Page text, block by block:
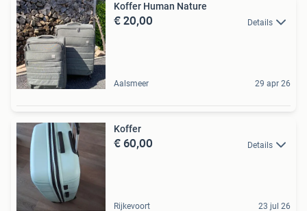
Koffer Human Nature
€ 20,00 Details
Aalsmeer 29 apr 26
Koffer
€ 60,00 Details
Rijkevoort 23 jul 26